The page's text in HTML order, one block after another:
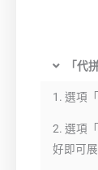
「代
1. 選項
2. 選項
好即可